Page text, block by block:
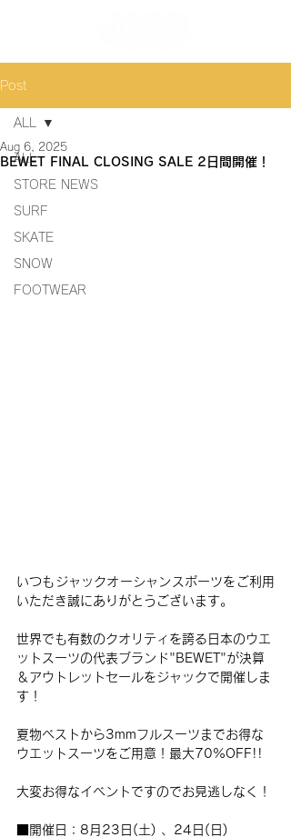
Post
ALL
STORE NEWS
SURF
SKATE
SNOW
FOOTWEAR
ALL
BEWET FINAL CLOSING SALE 2日間開催！
Aug 6, 2025
いつもジャックオーシャンスポーツをご利用
いただき誠にありがとうございます。
世界でも有数のクオリティを誇る日本のウエ
ットスーツの代表ブランド"BEWET"が決算
＆アウトレットセールをジャックで開催しま
す！
夏物ベストから3mmフルスーツまでお得な
ウエットスーツをご用意！最大70%OFF!!
大変お得なイベントですのでお見逃しなく！
■開催日：8月23日(土) 、24日(日)